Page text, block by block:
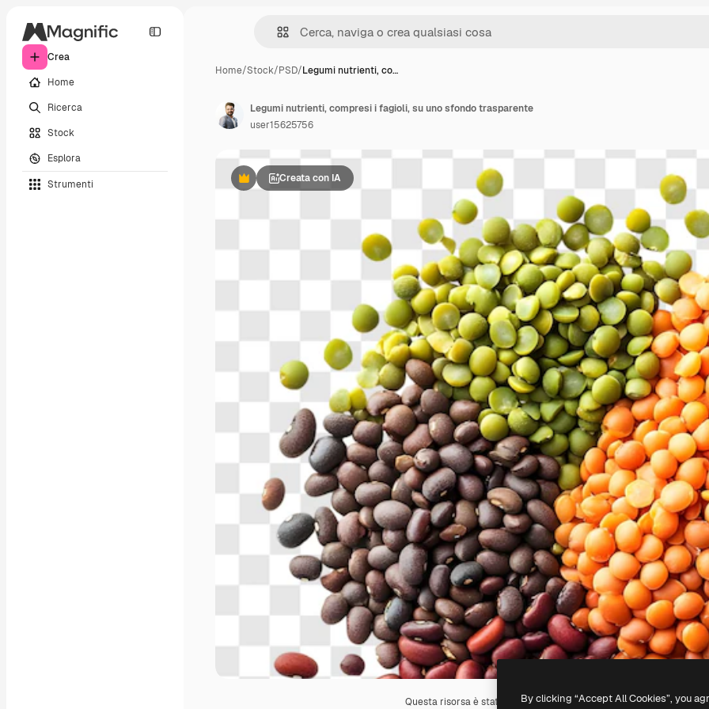
Crea
Home
Ricerca
Stock
Esplora
Strumenti
Home/Stock/PSD/Legumi nutrienti, co…
PremiumCreata con IA
Questa risorsa è stata generata con l' IA. Creane una tua
Legumi nutrienti, compresi i fagioli, su uno sfondo trasparente
user15625756
By clicking “Accept All Cookies”, you